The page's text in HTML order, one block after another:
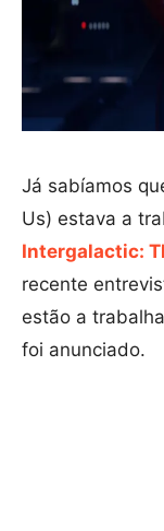
Já sabíamos
Us) estava a
Intergalactic:
recente
estão a
foi anunciado.